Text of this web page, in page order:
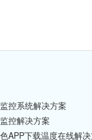
控系统解决方案
控解决方案
APP下载温度在线解